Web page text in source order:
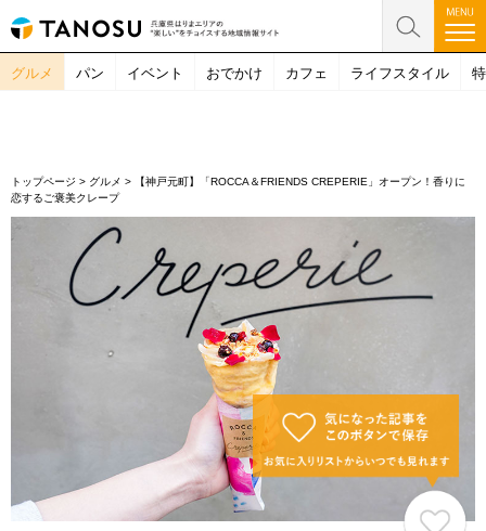
グルメ パン イベント おでかけ カフェ ライフスタイル
トップページ > グルメ >
【神戸元町】「ROCCA＆FRIENDS CREPERIE」オープン！香りに
恋するご褒美クレープ